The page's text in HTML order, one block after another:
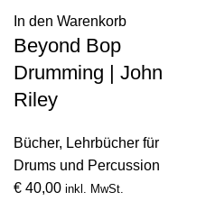
In den Warenkorb
Beyond Bop
Drumming | John
Riley
Bücher, Lehrbücher für
Drums und Percussion
€ 40,00 inkl. MwSt.